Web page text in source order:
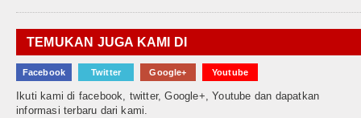
TEMUKAN JUGA KAMI DI
Facebook Twitter Google+ Youtube
Ikuti kami di facebook, twitter, Google+, Youtube dan dapatkan
informasi terbaru dari kami.